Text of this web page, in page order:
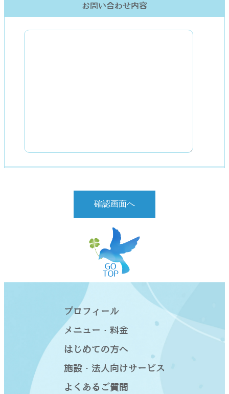
お問い合わせ内容
プロフィール
メニュー・料金
はじめての方へ
施設・法人向けサービス
よくあるご質問